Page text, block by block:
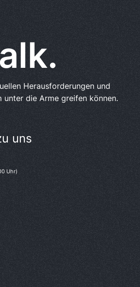
Herausforderungen und
die Arme greifen können.
uns
Uhr)